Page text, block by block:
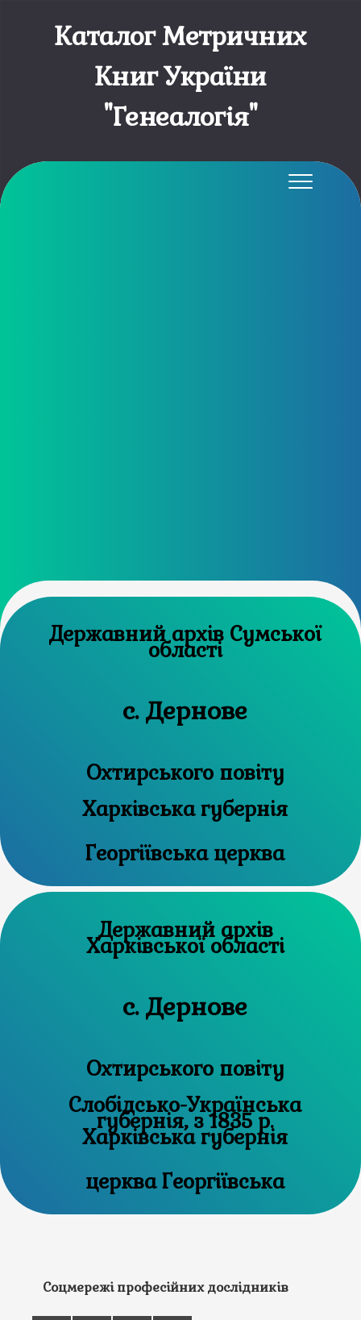
Каталог Метричних
Книг України
"Генеалогія"
Державний архів Сумської
області
с. Дернове
Охтирського повіту
Харківська губернія
Георгіївська церква
Державний архів
Харківської області
с. Дернове
Охтирського повіту
Слобідсько-Українська
губернія, з 1835 р.
Харківська губернія
церква Георгіївська
Соцмережі професійних дослідників